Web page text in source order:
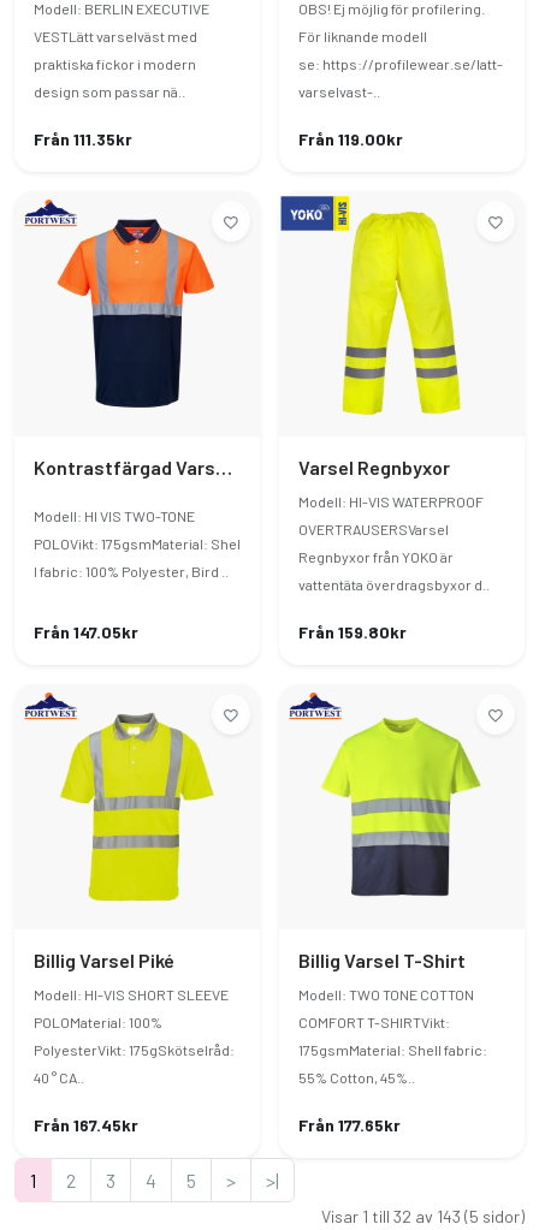
Modell: BERLIN EXECUTIVE
VESTLätt varselväst med
praktiska fickor i modern
design som passar nä..
Från 111.35kr
OBS! Ej möjlig för profilering.
För liknande modell
se: https://profilewear.se/latt-
varselvast-..
Från 119.00kr
Kontrastfärgad Varselpiké
Modell: HI VIS TWO-TONE
POLOVikt: 175gsmMaterial: Shel
l fabric: 100% Polyester, Bird ..
Från 147.05kr
Varsel Regnbyxor
Modell: HI-VIS WATERPROOF
OVERTRAUSERSVarsel
Regnbyxor från YOKO är
vattentäta överdragsbyxor d..
Från 159.80kr
Billig Varsel Piké
Modell: HI-VIS SHORT SLEEVE
POLOMaterial: 100%
PolyesterVikt: 175gSkötselråd:
40 ° CA..
Från 167.45kr
Billig Varsel T-Shirt
Modell: TWO TONE COTTON
COMFORT T-SHIRTVikt:
175gsmMaterial: Shell fabric:
55% Cotton, 45%..
Från 177.65kr
1 2 3 4 5 > >|
Visar 1 till 32 av 143 (5 sidor)